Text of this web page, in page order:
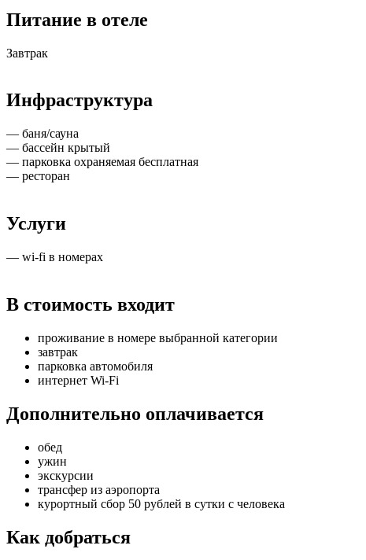
Питание в отеле
Завтрак
Инфраструктура
— баня/сауна
— бассейн крытый
— парковка охраняемая бесплатная
— ресторан
Услуги
— wi-fi в номерах
В стоимость входит
проживание в номере выбранной категории
завтрак
парковка автомобиля
интернет Wi-Fi
Дополнительно оплачивается
обед
ужин
экскурсии
трансфер из аэропорта
курортный сбор 50 рублей в сутки с человека
Как добраться